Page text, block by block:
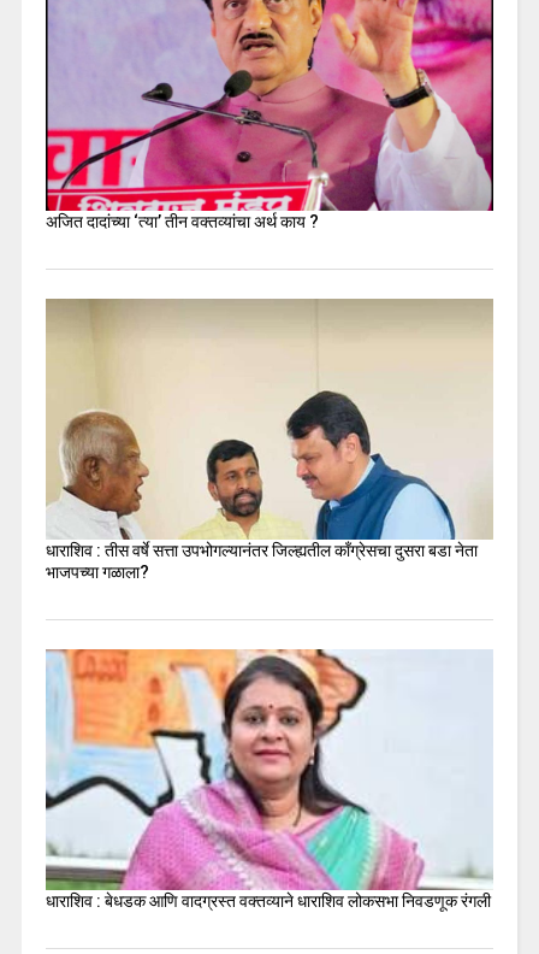
अजित दादांच्या ‘त्या’ तीन वक्तव्यांचा अर्थ काय ?
धाराशिव : तीस वर्षे सत्ता उपभोगल्यानंतर जिल्ह्यतील कॉंग्रेसचा दुसरा बडा नेता
भाजपच्या गळाला?
धाराशिव : बेधडक आणि वादग्रस्त वक्तव्याने धाराशिव लोकसभा निवडणूक रंगली